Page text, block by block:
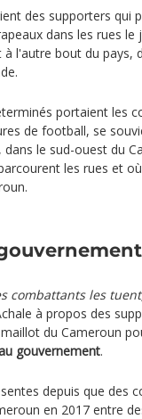
des supporters qui
dans les rues
à l'autre bout du pays,
portaient les
de football, se
, dans le sud-ouest du
les rues et
combattants les
à propos des
du Cameroun
gouvernement.
depuis que des
en 2017 entre